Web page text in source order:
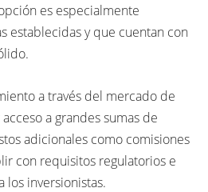
es especialmente
establecidas y que cuentan con
a través del mercado de
a grandes sumas de
adicionales como comisiones
con requisitos regulatorios e
los inversionistas.